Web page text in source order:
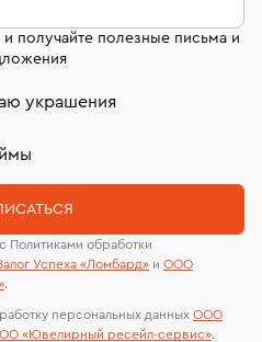
получайте полезные письма и
украшения
Политиками обработки
Успеха «Ломбард» и ООО
.
персональных данных ООО
«Ювелирный ресейл-сервиc».